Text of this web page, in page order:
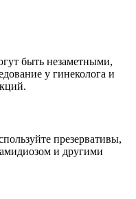
быть незаметными,
у гинеколога и
презервативы,
и другими